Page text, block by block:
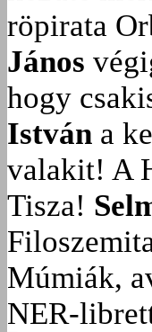
röpirata
János
hogy
István a
valakit! A
Tisza!
Múmiák,
NER-